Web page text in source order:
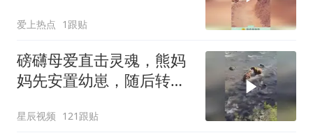
爱上热点 1跟贴
磅礴母爱直击灵魂，熊妈
妈先安置幼崽，随后转身
星辰视频 121跟贴